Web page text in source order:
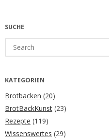
SUCHE
for:
KATEGORIEN
Brotbacken (20)
BrotBackKunst (23)
Rezepte (119)
Wissenswertes (29)